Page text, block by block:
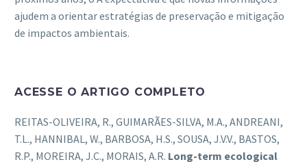
ajudem a orientar estratégias de preservação e mitigação
de impactos ambientais.
ACESSE O ARTIGO COMPLETO
REITAS-OLIVEIRA, R., GUIMARÃES-SILVA, M.A., ANDREANI,
T.L., HANNIBAL, W., BARBOSA, H.S., SOUSA, J.V.V., BASTOS,
R.P., MOREIRA, J.C., MORAIS, A.R. Long-term ecological